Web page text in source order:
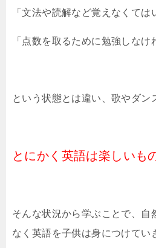
「文法や読解など覚えなくては
「点数を取るために勉強しなけ
という状態とは違い、歌やダン
とにかく英語は楽しいも
そんな状況から学ぶことで、自
なく英語を子供は身につけてい